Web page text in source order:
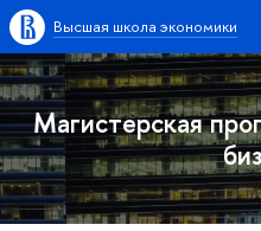
Высшая школа экономики
Магистерская